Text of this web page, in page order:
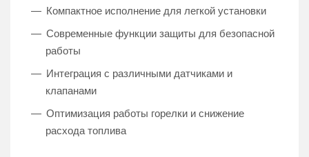
Компактное исполнение для легкой установки
Современные функции защиты для безопасной
работы
Интеграция с различными датчиками и
клапанами
Оптимизация работы горелки и снижение
расхода топлива